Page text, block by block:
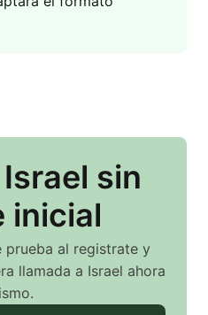
sin
inicial
prueba al registrate y
llamada a Israel ahora